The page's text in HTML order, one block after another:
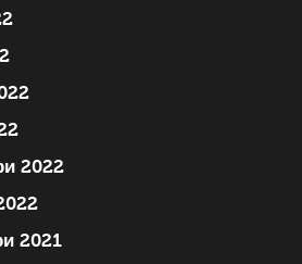
2022
2021